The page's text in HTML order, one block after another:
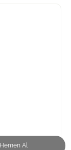
Hemen Al